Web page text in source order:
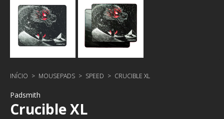
INÍCIO > MOUSEPADS > SPEED > CRUCIBLE XL
Padsmith
Crucible XL